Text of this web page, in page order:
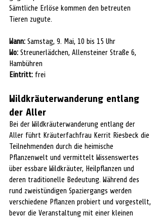
Sämtliche Erlöse kommen den betreuten
Tieren zugute.
Wann: Samstag, 9. Mai, 10 bis 15 Uhr
Wo: Streunerlädchen, Allensteiner Straße 6,
Hambühren
Eintritt: frei
Wildkräuterwanderung entlang
der Aller
Bei der Wildkräuterwanderung entlang der
Aller führt Kräuterfachfrau Kerrit Riesbeck die
Teilnehmenden durch die heimische
Pflanzenwelt und vermittelt Wissenswertes
über essbare Wildkräuter, Heilpflanzen und
deren traditionelle Bedeutung. Während des
rund zweistündigen Spaziergangs werden
verschiedene Pflanzen probiert und vorgestellt,
bevor die Veranstaltung mit einer kleinen